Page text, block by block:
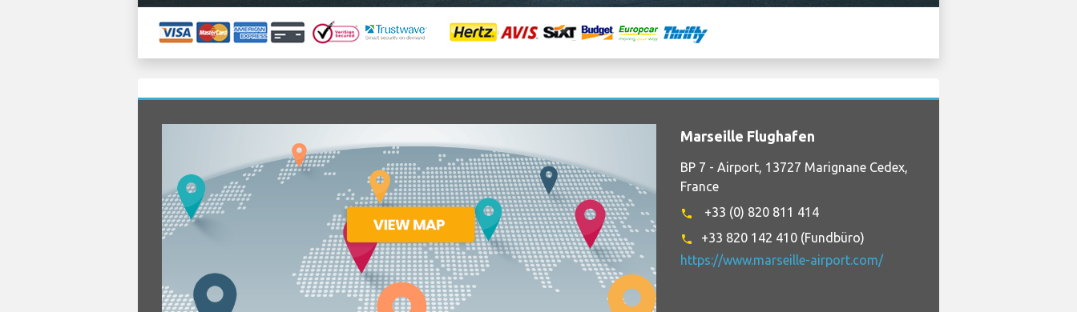
Marseille Flughafen
BP 7 - Airport, 13727 Marignane Cedex,
France
phone +33 (0) 820 811 414
phone
+33 820 142 410 (Fundbüro)
https://www.marseille-airport.com/